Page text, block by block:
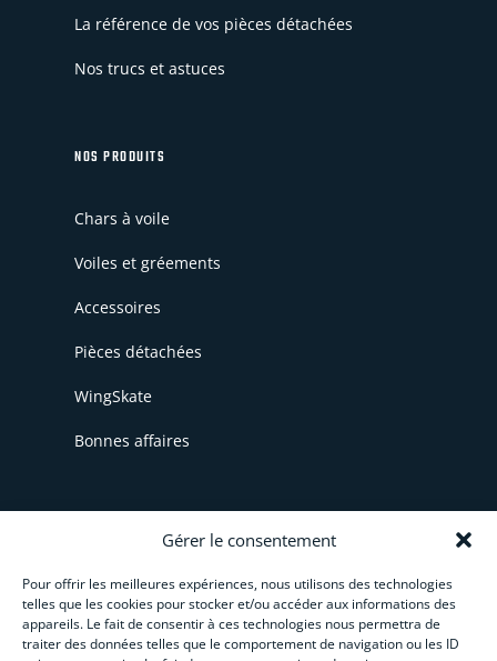
Gérer le consentement
Pour offrir les meilleures expériences, nous utilisons des technologies
telles que les cookies pour stocker et/ou accéder aux informations des
appareils. Le fait de consentir à ces technologies nous permettra de
traiter des données telles que le comportement de navigation ou les ID
La référence de vos pièces détachées
Nos trucs et astuces
NOS PRODUITS
Chars à voile
Voiles et gréements
Accessoires
Pièces détachées
WingSkate
Bonnes affaires
INFORMATIONS
CGV
Livraison et paiement